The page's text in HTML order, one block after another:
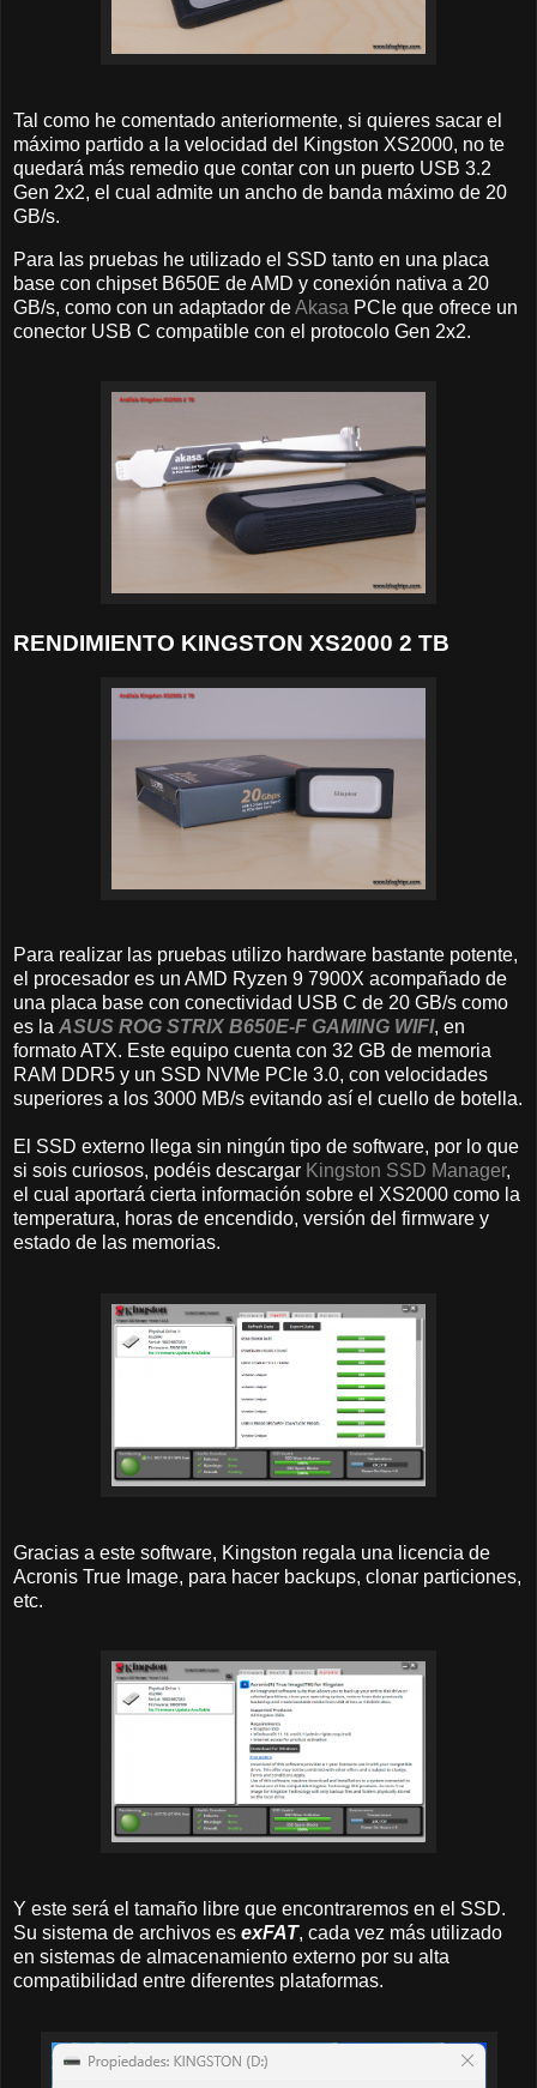
Tal como he comentado anteriormente, si quieres sacar el
máximo partido a la velocidad del Kingston XS2000, no te
quedará más remedio que contar con un puerto USB 3.2
Gen 2x2, el cual admite un ancho de banda máximo de 20
GB/s.
Para las pruebas he utilizado el SSD tanto en una placa
base con chipset B650E de AMD y conexión nativa a 20
GB/s, como con un adaptador deAkasa PCIe que ofrece un
conector USB C compatible con el protocolo Gen 2x2.
RENDIMIENTO KINGSTON XS2000 2 TB
Para realizar las pruebas utilizo hardware bastante potente,
el procesador es un AMD Ryzen 9 7900X acompañado de
una placa base con conectividad USB C de 20 GB/s como
es la ASUS ROG STRIX B650E-F GAMING WIFI, en
formato ATX. Este equipo cuenta con 32 GB de memoria
RAM DDR5 y un SSD NVMe PCIe 3.0, con velocidades
superiores a los 3000 MB/s evitando así el cuello de botella.
El SSD externo llega sin ningún tipo de software, por lo que
si sois curiosos, podéis descargar Kingston SSD Manager,
el cual aportará cierta información sobre el XS2000 como la
temperatura, horas de encendido, versión del firmware y
estado de las memorias.
Gracias a este software, Kingston regala una licencia de
Acronis True Image, para hacer backups, clonar particiones,
etc.
Y este será el tamaño libre que encontraremos en el SSD.
Su sistema de archivos es exFAT, cada vez más utilizado
en sistemas de almacenamiento externo por su alta
compatibilidad entre diferentes plataformas.